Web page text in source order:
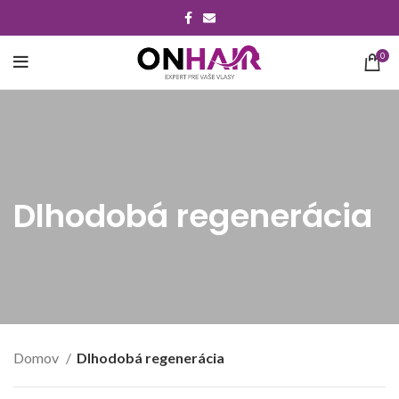
0
Dlhodobá regenerácia
Domov Dlhodobá regenerácia